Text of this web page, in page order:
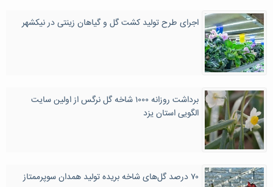
اجرای طرح تولید کشت گل و گیاهان زینتی در نیکشهر
برداشت روزانه ۱۰۰۰ شاخه گل نرگس از اولین سایت
الگویی استان یزد
۷۰ درصد گل‌های شاخه بریده تولید همدان سوپرممتاز